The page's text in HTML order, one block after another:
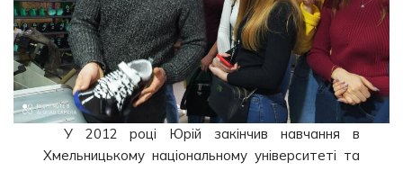
У 2012 році Юрій закінчив навчання в
Хмельницькому національному університеті та